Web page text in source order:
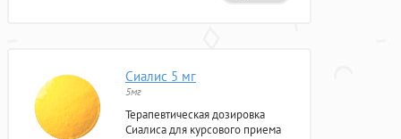
Сиалис 5 мг
5мг
Терапевтическая дозировка
Сиалиса для курсового приема